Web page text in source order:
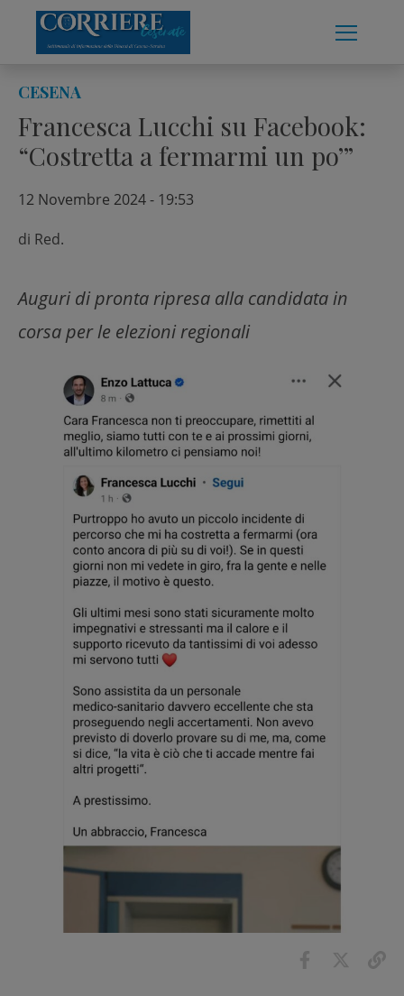
content
CESENA
Francesca Lucchi su Facebook:
“Costretta a fermarmi un po’”
12 Novembre 2024 - 19:53
di Red.
Auguri di pronta ripresa alla candidata in
corsa per le elezioni regionali